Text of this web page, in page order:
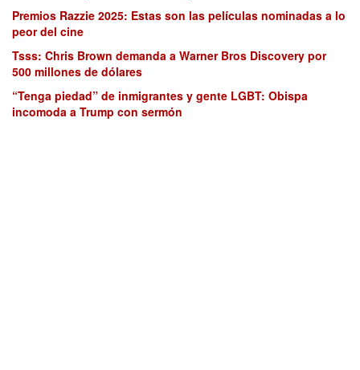
Premios Razzie 2025: Estas son las películas nominadas a lo
peor del cine
Tsss: Chris Brown demanda a Warner Bros Discovery por
500 millones de dólares
“Tenga piedad” de inmigrantes y gente LGBT: Obispa
incomoda a Trump con sermón